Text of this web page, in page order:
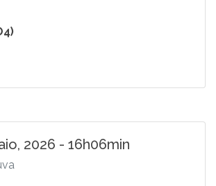
2026 - 16h06min